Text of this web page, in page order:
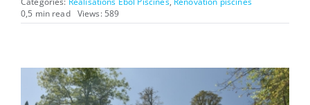
0,5 min read
Views: 589